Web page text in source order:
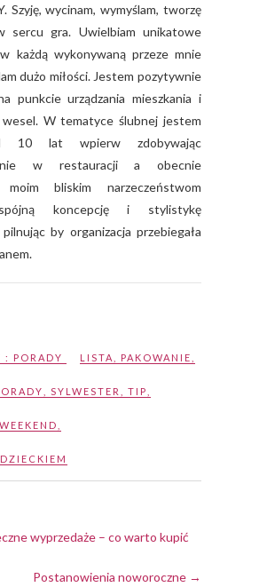
Szyję, wycinam, wymyślam, tworzę
gra. Uwielbiam unikatowe
każdą wykonywaną przeze mnie
dużo miłości. Jestem pozytywnie
punkcie urządzania mieszkania i
wesel. W tematyce ślubnej jestem
10 lat wpierw zdobywając
w restauracji a obecnie
moim bliskim narzeczeństwom
koncepcję i stylistykę
by organizacja przebiegała
: PORADY LISTA PAKOWANIE
SYLWESTER TIP
WEEKEND
wyprzedaże – co warto kupić
Postanowienia noworoczne →